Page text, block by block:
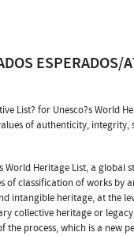
ESPERADOS/
List? for Unesco?s World
of authenticity,
Heritage List, a
of classification of works by
intangible heritage, at the
collective heritage or
process, which is a new